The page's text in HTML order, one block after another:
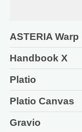
ASTERIA Warp
Handbook X
Platio
Platio Canvas
Gravio